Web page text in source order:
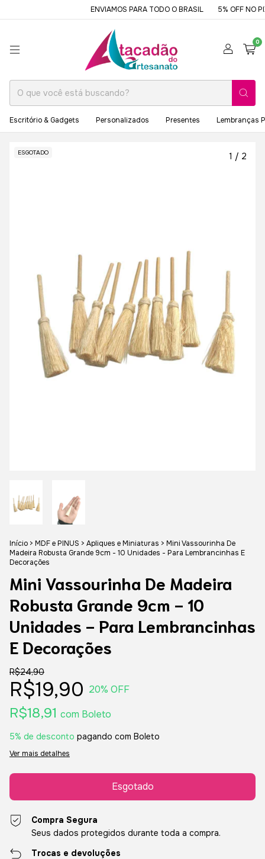
ENVIAMOS PARA TODO O BRASIL 5% OFF NO PIX
0
Escritório & Gadgets Personalizados Presentes Lembranças
ESGOTADO 1 / 2
Início > MDF e PINUS > Apliques e Miniaturas > Mini Vassourinha De
Madeira Robusta Grande 9cm - 10 Unidades - Para Lembrancinhas E
Decorações
Mini Vassourinha De Madeira
Robusta Grande 9cm - 10
Unidades - Para Lembrancinhas
E Decorações
R$24,90
R$19,90 20% OFF
R$18,91 com Boleto
5% de desconto pagando com Boleto
Ver mais detalhes
Compra Segura
Seus dados protegidos durante toda a compra.
Trocas e devoluções